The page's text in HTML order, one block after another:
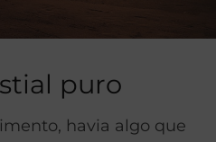
puro
havia algo que